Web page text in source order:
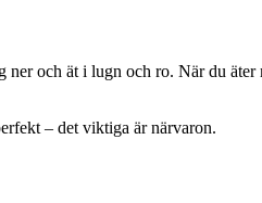
och ät i lugn och ro. När du
– det viktiga är närvaron.